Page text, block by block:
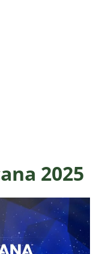
2025